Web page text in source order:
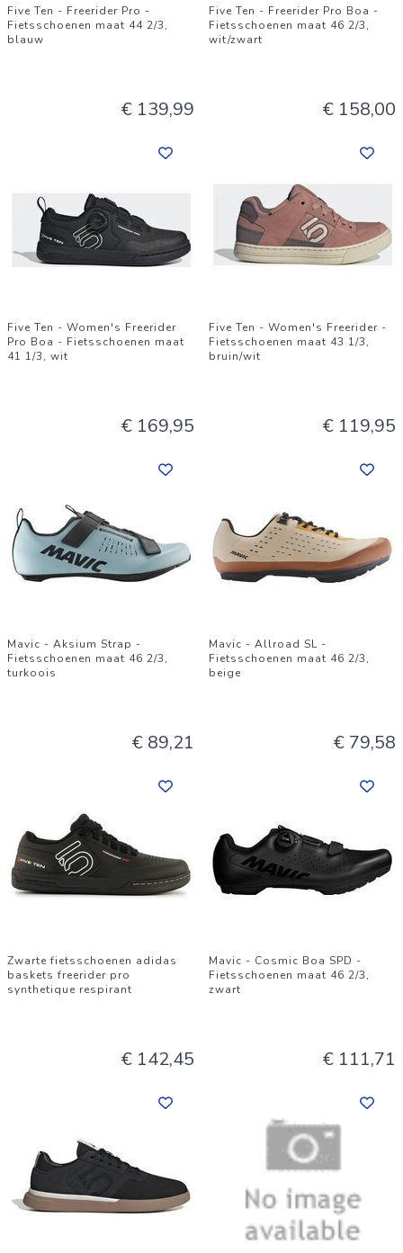
Five Ten - Freerider Pro -
Fietsschoenen maat 44 2/3,
blauw
€ 139,99
Five Ten - Freerider Pro Boa -
Fietsschoenen maat 46 2/3,
wit/zwart
€ 158,00
Five Ten - Women's Freerider
Pro Boa - Fietsschoenen maat
41 1/3, wit
€ 169,95
Five Ten - Women's Freerider -
Fietsschoenen maat 43 1/3,
bruin/wit
€ 119,95
Mavic - Aksium Strap -
Fietsschoenen maat 46 2/3,
turkoois
€ 89,21
Mavic - Allroad SL -
Fietsschoenen maat 46 2/3,
beige
€ 79,58
Zwarte fietsschoenen adidas
baskets freerider pro
synthetique respirant
€ 142,45
Mavic - Cosmic Boa SPD -
Fietsschoenen maat 46 2/3,
zwart
€ 111,71